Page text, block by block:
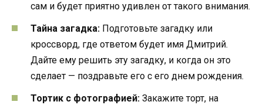
сам и будет приятно удивлен от такого внимания.
Тайна загадка: Подготовьте загадку или
кроссворд, где ответом будет имя Дмитрий.
Дайте ему решить эту загадку, и когда он это
сделает — поздравьте его с его днем рождения.
Тортик с фотографией: Закажите торт, на